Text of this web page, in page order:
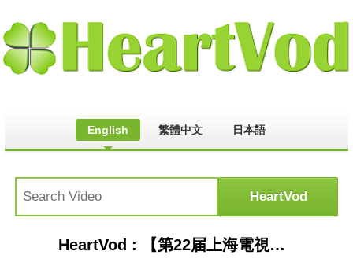
English 繁體中文 日本語
HeartVod : 【第22届上海電視節】明道 金智媛頒發最佳男配角獎 得獎: 《于无声处》趙立新